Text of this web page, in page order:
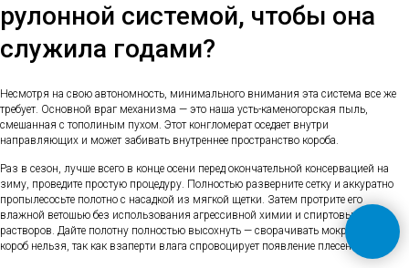
рулонной системой, чтобы она
служила годами?
Несмотря на свою автономность, минимального внимания эта система все же
требует. Основной враг механизма — это наша усть-каменогорская пыль,
смешанная с тополиным пухом. Этот конгломерат оседает внутри
направляющих и может забивать внутреннее пространство короба.
Раз в сезон, лучше всего в конце осени перед окончательной консервацией на
зиму, проведите простую процедуру. Полностью разверните сетку и аккуратно
пропылесосьте полотно с насадкой из мягкой щетки. Затем протрите его
влажной ветошью без использования агрессивной химии и спиртовых
растворов. Дайте полотну полностью высохнуть — сворачивать мокрую сетку в
короб нельзя, так как взаперти влага спровоцирует появление плесени.